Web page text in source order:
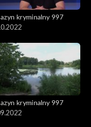
kryminalny 997
kryminalny 997